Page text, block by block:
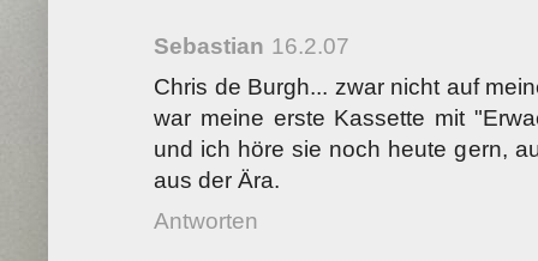
Sebastian 16.2.07
Chris de Burgh... zwar nicht auf
war meine erste Kassette mit
und ich höre sie noch heute gern,
aus der Ära.
Antworten